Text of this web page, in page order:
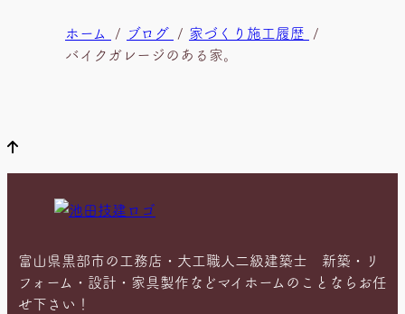
ホーム ブログ
家づくり施工履歴
バイクガレージのある家。
富山県黒部市の工務店・大工職人二級建築士 新築・リ
フォーム・設計・家具製作などマイホームのことならお任
せ下さい！